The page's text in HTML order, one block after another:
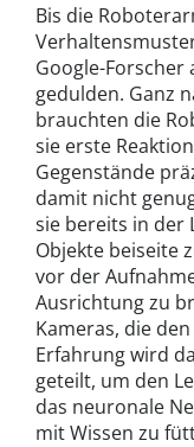
Bis die
Google-Forscher
gedulden. Ganz
brauchten die
sie erste
Gegenstände
damit nicht
sie bereits in der
Objekte beiseite
vor der
Ausrichtung zu
Kameras, die
Erfahrung wird
geteilt, um den
das neuronale
mit Wissen zu